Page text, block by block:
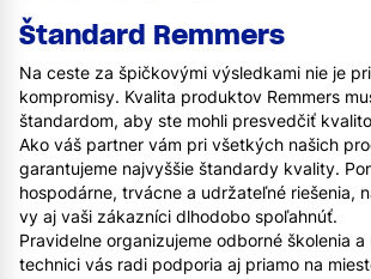
Štandard Remmers
Na ceste za špičkovými výsledkami nie je
kompromisy. Kvalita produktov Remmers
štandardom, aby ste mohli presvedčiť
Ako váš partner vám pri všetkých našich
garantujeme najvyššie štandardy kvality.
hospodárne, trvácne a udržateľné riešenia,
vy aj vaši zákazníci dlhodobo spoľahnúť.
Pravidelne organizujeme odborné školenia a
technici vás radi podporia aj priamo na